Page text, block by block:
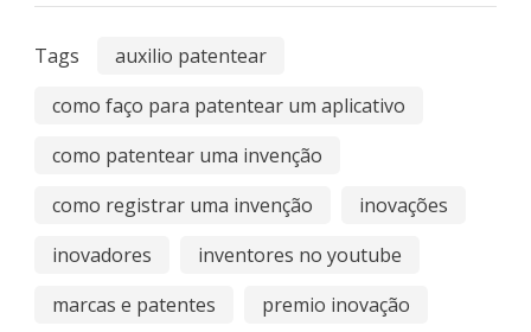
Tags
auxilio patentear
como faço para patentear um aplicativo
como patentear uma invenção
como registrar uma invenção
inovações
inovadores
inventores no youtube
marcas e patentes
premio inovação